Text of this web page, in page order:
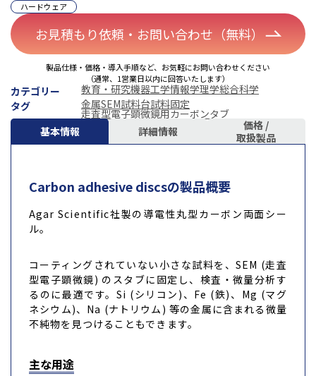
ハードウェア
お見積もり依頼・お問い合わせ（無料）
製品仕様・価格・導入手順など、お気軽にお問い合わせください
（通常、1営業日以内に回答いたします）
カテゴリー 教育・研究機器工学情報学理学総合科学
タグ
金属SEM試料台試料固定
走査型電子顕微鏡用カーボンタブ
基本情報
詳細情報
価格 /
取扱製品
Carbon adhesive discsの製品概要
Agar Scientific社製の導電性丸型カーボン両面シー
ル。
コーティングされていない小さな試料を、SEM (走査
型電子顕微鏡) のスタブに固定し、検査・微量分析す
るのに最適です。Si (シリコン)、Fe (鉄)、Mg (マグ
ネシウム)、Na (ナトリウム) 等の金属に含まれる微量
不純物を見つけることもできます。
主な用途